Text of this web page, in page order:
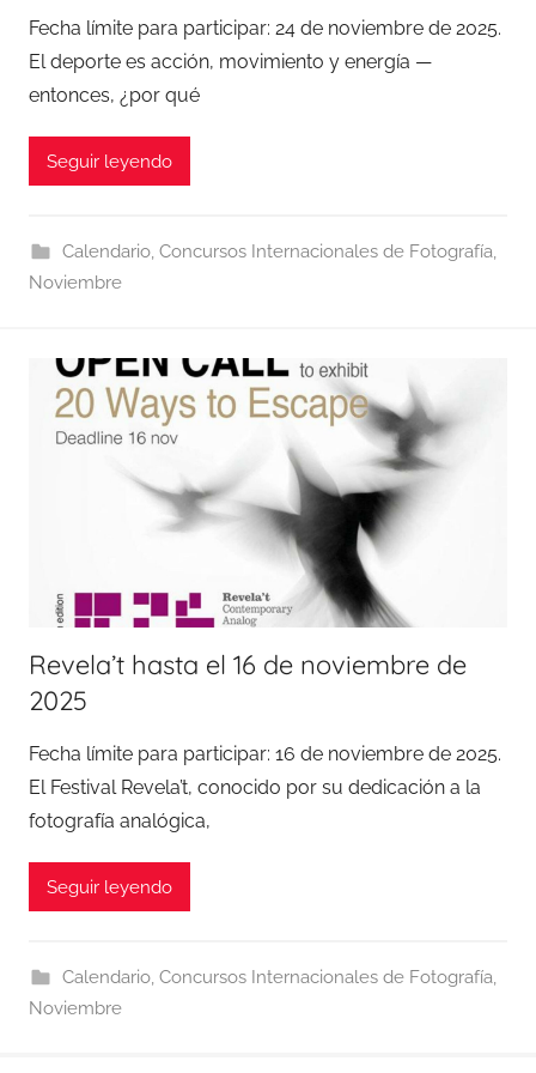
Fecha límite para participar: 24 de noviembre de 2025.
El deporte es acción, movimiento y energía —
entonces, ¿por qué
Seguir leyendo
Calendario, Concursos Internacionales de Fotografía,
Noviembre
Revela’t hasta el 16 de noviembre de
2025
Fecha límite para participar: 16 de noviembre de 2025.
El Festival Revela’t, conocido por su dedicación a la
fotografía analógica,
Seguir leyendo
Calendario, Concursos Internacionales de Fotografía,
Noviembre